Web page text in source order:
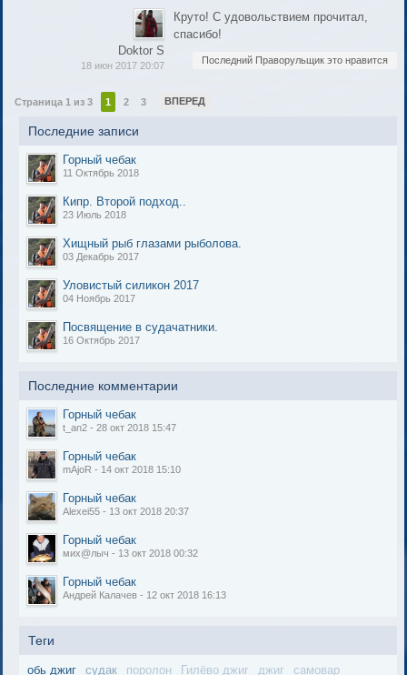
Doktor S
18 июн 2017 20:07
Круто! С удовольствием прочитал,
спасибо!
Последний Праворульщик это нравится
Страница 1 из 3 1 2 3 ВПЕРЕД
Последние записи
Горный чебак
11 Октябрь 2018
Кипр. Второй подход..
23 Июль 2018
Хищный рыб глазами рыболова.
03 Декабрь 2017
Уловистый силикон 2017
04 Ноябрь 2017
Посвящение в судачатники.
16 Октябрь 2017
Последние комментарии
Горный чебак
t_an2 - 28 окт 2018 15:47
Горный чебак
mAjoR - 14 окт 2018 15:10
Горный чебак
Alexei55 - 13 окт 2018 20:37
Горный чебак
мих@лыч - 13 окт 2018 00:32
Горный чебак
Андрей Калачев - 12 окт 2018 16:13
Теги
обь джиг судак поролон Гилёво джиг джиг самовар